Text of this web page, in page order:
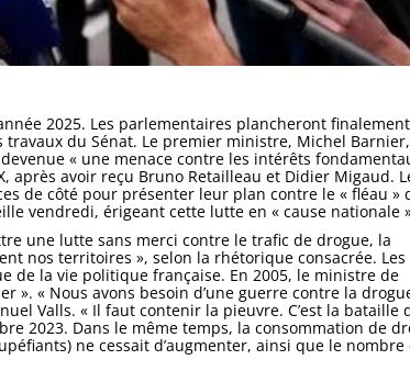
2025. Les parlementaires plancheront
du Sénat. Le premier ministre, Michel
« une menace contre les intérêts
après avoir reçu Bruno Retailleau et Didier Migaud.
de côté pour présenter leur plan contre le « fléau »
vendredi, érigeant cette lutte en « cause nationale
une lutte sans merci contre le trafic de drogue, la
nos territoires », selon la rhétorique consacrée. Les
de la vie politique française. En 2005, le ministre de
». « Nous avons besoin d’une guerre contre la
Valls. « Il faut contenir la pieuvre. C’est la bataille
2023. Dans le même temps, la consommation de
ne cessait d’augmenter, ainsi que le nombre